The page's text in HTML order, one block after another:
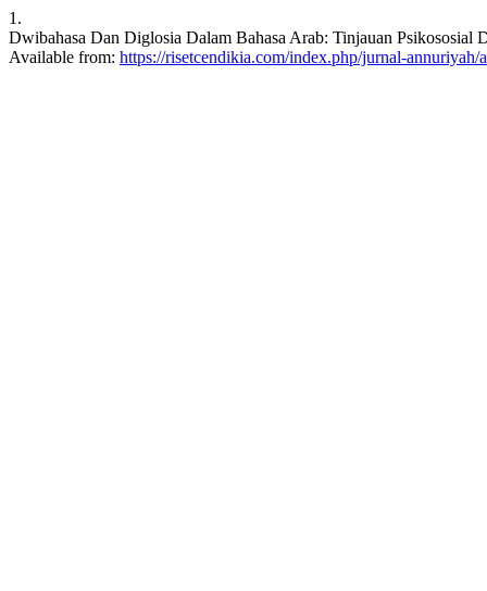
1.
Dwibahasa Dan Diglosia Dalam Bahasa Arab: Tinjauan
Available from: https://risetcendikia.com/index.php/jurnal-annuriyah/